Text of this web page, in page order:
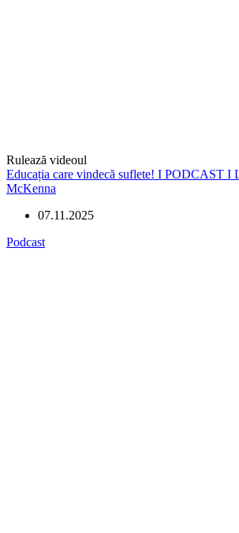
Rulează videoul
Educația care vindecă suflete! I PODCAST I
McKenna
07.11.2025
Podcast